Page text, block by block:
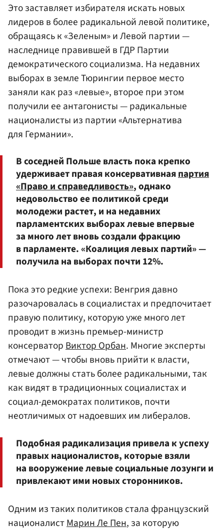
Это заставляет избирателя искать новых
лидеров в более радикальной левой политике,
обращаясь к «Зеленым» и Левой партии —
наследнице правившей в ГДР Партии
демократического социализма. На недавних
выборах в земле Тюрингии первое место
заняли как раз «левые», второе при этом
получили ее антагонисты — радикальные
националисты из партии «Альтернатива
для Германии».
В соседней Польше власть пока крепко
удерживает правая консервативнаяпартия
«Право и справедливость», однако
недовольство ее политикой среди
молодежи растет, и на недавних
парламентских выборах левые впервые
за много лет вновь создали фракцию
в парламенте. «Коалиция левых партий» —
получила на выборах почти 12%.
Пока это редкие успехи: Венгрия давно
разочаровалась в социалистах и предпочитает
правую политику, которую уже много лет
проводит в жизнь премьер-министр
консерваторВиктор Орбан. Многие эксперты
отмечают — чтобы вновь прийти к власти,
левые должны стать более радикальными, так
как видят в традиционных социалистах и
социал-демократах политиков, почти
неотличимых от надоевших им либералов.
Подобная радикализация привела к успеху
правых националистов, которые взяли
на вооружение левые социальные лозунги и
привлекают ими новых сторонников.
Одним из таких политиков стала французский
националистМарин Ле Пен, за которую